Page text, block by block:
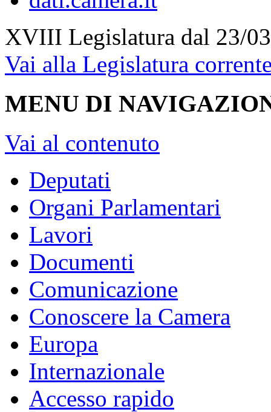
XVIII Legislatura dal 23/
Vai alla Legislatura
MENU DI
Vai al contenuto
Deputati
Organi Parlamentari
Lavori
Documenti
Comunicazione
Conoscere la Camera
Europa
Internazionale
Accesso rapido